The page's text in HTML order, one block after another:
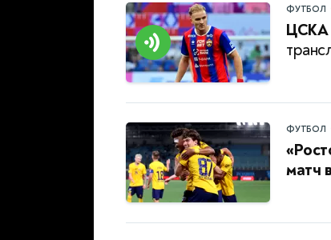
ФУТБОЛ
ЦСКА
ФУТБОЛ
матч